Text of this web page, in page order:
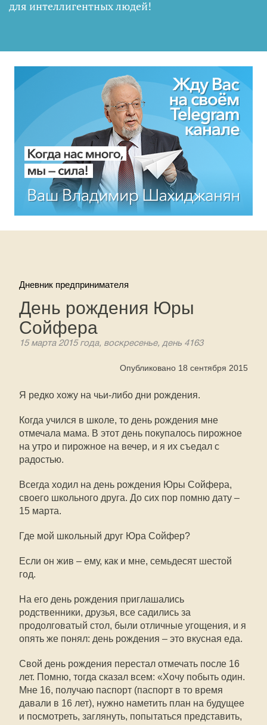
для интеллигентных людей!
Дневник предпринимателя
День рождения Юры
Сойфера
15 марта 2015 года, воскресенье, день 4163
Опубликовано 18 сентября 2015
Я редко хожу на чьи-либо дни рождения.
Когда учился в школе, то день рождения мне
отмечала мама. В этот день покупалось пирожное
на утро и пирожное на вечер, и я их съедал с
радостью.
Всегда ходил на день рождения Юры Сойфера,
своего школьного друга. До сих пор помню дату –
15 марта.
Где мой школьный друг Юра Сойфер?
Если он жив – ему, как и мне, семьдесят шестой
год.
На его день рождения приглашались
родственники, друзья, все садились за
продолговатый стол, были отличные угощения, и я
опять же понял: день рождения – это вкусная еда.
Свой день рождения перестал отмечать после 16
лет. Помню, тогда сказал всем: «Хочу побыть один.
Мне 16, получаю паспорт (паспорт в то время
давали в 16 лет), нужно наметить план на будущее
и посмотреть, заглянуть, попытаться представить,